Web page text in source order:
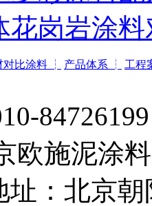
花岗岩涂
对比涂料 ┆ 产品体系 ┆
工
欧施泥涂
址：北京